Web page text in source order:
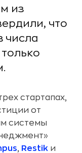
из
что
числа
стартапах,
от
системы
, Restik и